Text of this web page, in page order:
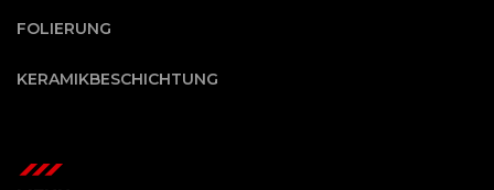
FOLIERUNG
KERAMIKBESCHICHTUNG